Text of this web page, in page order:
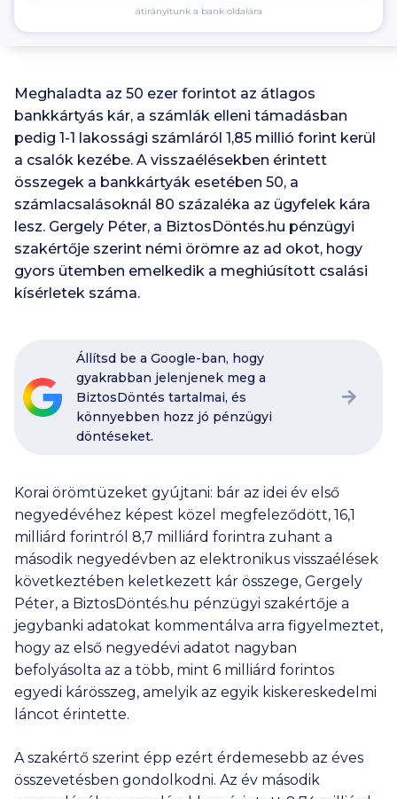
átirányítunk a bank oldalára
Meghaladta az 50 ezer forintot az átlagos
bankkártyás kár, a számlák elleni támadásban
pedig 1-1 lakossági számláról 1,85 millió forint kerül
a csalók kezébe. A visszaélésekben érintett
összegek a bankkártyák esetében 50, a
számlacsalásoknál 80 százaléka az ügyfelek kára
lesz. Gergely Péter, a BiztosDöntés.hu pénzügyi
szakértője szerint némi örömre az ad okot, hogy
gyors ütemben emelkedik a meghiúsított csalási
kísérletek száma.
Állítsd be a Google-ban, hogy
gyakrabban jelenjenek meg a
BiztosDöntés tartalmai, és
könnyebben hozz jó pénzügyi
döntéseket.
Korai örömtüzeket gyújtani: bár az idei év első
negyedévéhez képest közel megfeleződött, 16,1
milliárd forintról 8,7 milliárd forintra zuhant a
második negyedévben az elektronikus visszaélések
következtében keletkezett kár összege, Gergely
Péter, a BiztosDöntés.hu pénzügyi szakértője a
jegybanki adatokat kommentálva arra figyelmeztet,
hogy az első negyedévi adatot nagyban
befolyásolta az a több, mint 6 milliárd forintos
egyedi kárösszeg, amelyik az egyik kiskereskedelmi
láncot érintette.
A szakértő szerint épp ezért érdemesebb az éves
összevetésben gondolkodni. Az év második